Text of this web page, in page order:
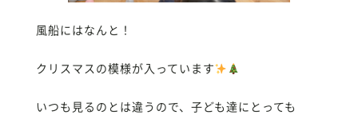
風船にはなんと！
クリスマスの模様が入っています
いつも見るのとは違うので、子ども達にとっても